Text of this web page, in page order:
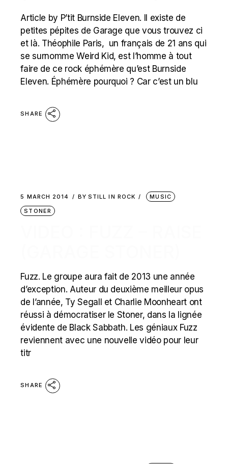
Article by P’tit Burnside Eleven. Il existe de
petites pépites de Garage que vous trouvez ci
et là. Théophile Paris, un français de 21 ans qui
se surnomme Weird Kid, est l’homme à tout
faire de ce rock éphémère qu’est Burnside
Eleven. Éphémère pourquoi ? Car c’est un blu
SHARE
5 MARCH 2014 BY STILL IN ROCK
MUSIC
STONER
Fuzz. Le groupe aura fait de 2013 une année
d’exception. Auteur du deuxième meilleur opus
de l’année, Ty Segall et Charlie Moonheart ont
réussi à démocratiser le Stoner, dans la lignée
évidente de Black Sabbath. Les géniaux Fuzz
reviennent avec une nouvelle vidéo pour leur
titr
SHARE